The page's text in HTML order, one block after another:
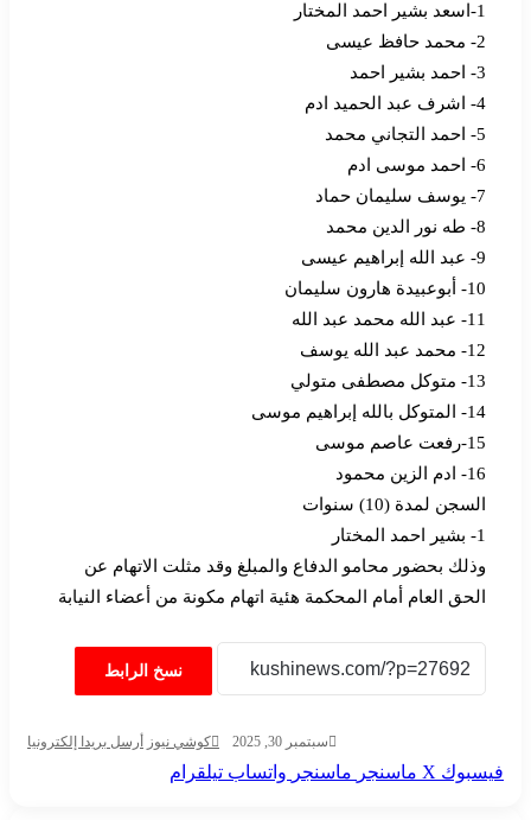
1-اسعد بشير احمد المختار
2- محمد حافظ عيسى
3- احمد بشير احمد
4- اشرف عبد الحميد ادم
5- احمد التجاني محمد
6- احمد موسى ادم
7- يوسف سليمان حماد
8- طه نور الدين محمد
9- عبد الله إبراهيم عيسى
10- أبوعبيدة هارون سليمان
11- عبد الله محمد عبد الله
12- محمد عبد الله يوسف
13- متوكل مصطفى متولي
14- المتوكل بالله إبراهيم موسى
15-رفعت عاصم موسى
16- ادم الزين محمود
السجن لمدة (10) سنوات
1- بشير احمد المختار
وذلك بحضور محامو الدفاع والمبلغ وقد مثلت الاتهام عن
الحق العام أمام المحكمة هئية اتهام مكونة من أعضاء النيابة
نسخ الرابط
كوشي نيوز أرسل بريدا إلكترونيا سبتمبر 30, 2025
فيسبوك ‫X ماسنجر ماسنجر واتساب تيلقرام